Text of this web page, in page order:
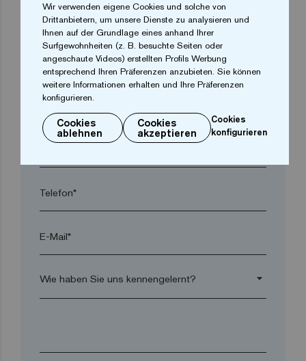
Ort*
Postleitzahl*
Telefon*
E-Mail*
arrow_drop_down
Wir verwenden eigene Cookies und solche von
Drittanbietern, um unsere Dienste zu analysieren und
Ihnen auf der Grundlage eines anhand Ihrer
Surfgewohnheiten (z. B. besuchte Seiten oder
angeschaute Videos) erstellten Profils Werbung
entsprechend Ihren Präferenzen anzubieten. Sie können
weitere Informationen erhalten und Ihre Präferenzen
konfigurieren.
Cookies
ablehnen
Cookies
akzeptieren
Cookies
konfigurieren